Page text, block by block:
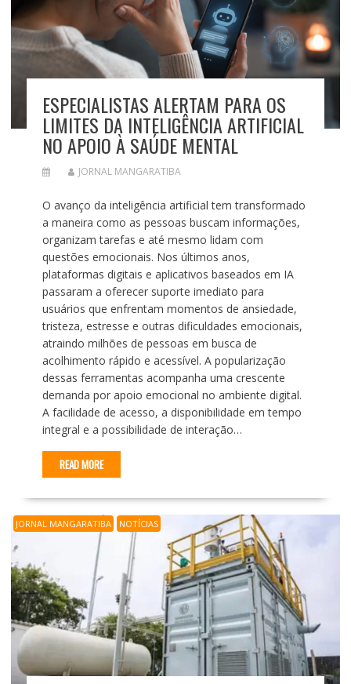
ESPECIALISTAS ALERTAM PARA OS
LIMITES DA INTELIGÊNCIA ARTIFICIAL
NO APOIO À SAÚDE MENTAL
JORNAL MANGARATIBA
O avanço da inteligência artificial tem transformado
a maneira como as pessoas buscam informações,
organizam tarefas e até mesmo lidam com
questões emocionais. Nos últimos anos,
plataformas digitais e aplicativos baseados em IA
passaram a oferecer suporte imediato para
usuários que enfrentam momentos de ansiedade,
tristeza, estresse e outras dificuldades emocionais,
atraindo milhões de pessoas em busca de
acolhimento rápido e acessível. A popularização
dessas ferramentas acompanha uma crescente
demanda por apoio emocional no ambiente digital.
A facilidade de acesso, a disponibilidade em tempo
integral e a possibilidade de interação…
READ MORE
JORNAL MANGARATIBA NOTÍCIAS